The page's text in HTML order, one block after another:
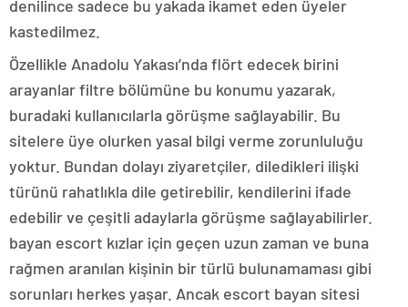
denilince sadece bu yakada ikamet eden üyeler
kastedilmez.
Özellikle Anadolu Yakası’nda flört edecek birini
arayanlar filtre bölümüne bu konumu yazarak,
buradaki kullanıcılarla görüşme sağlayabilir. Bu
sitelere üye olurken yasal bilgi verme zorunluluğu
yoktur. Bundan dolayı ziyaretçiler, diledikleri ilişki
türünü rahatlıkla dile getirebilir, kendilerini ifade
edebilir ve çeşitli adaylarla görüşme sağlayabilirler.
bayan escort kızlar için geçen uzun zaman ve buna
rağmen aranılan kişinin bir türlü bulunamaması gibi
sorunları herkes yaşar. Ancak escort bayan sitesi